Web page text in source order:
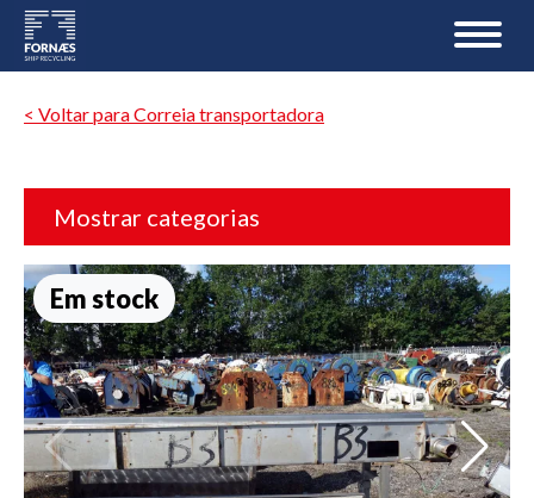
< Voltar para Correia transportadora
Mostrar categorias
Em stock